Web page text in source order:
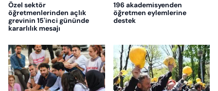
Özel sektör
öğretmenlerinden açlık
grevinin 15'inci gününde
kararlılık mesajı
196 akademisyenden
öğretmen eylemlerine
destek